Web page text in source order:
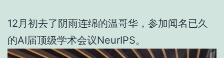
12月初去了阴雨连绵的温哥华，参加闻名已久
的AI届顶级学术会议NeurIPS。